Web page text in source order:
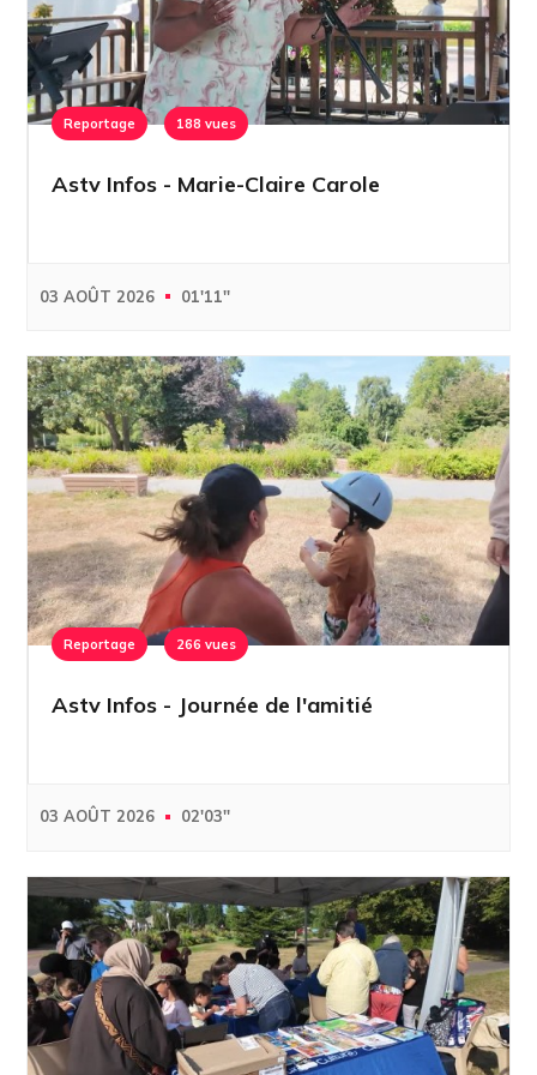
Reportage 188 vues
Astv Infos - Marie-Claire Carole
03 AOÛT 2026 01'11''
Reportage 266 vues
Astv Infos - Journée de l'amitié
03 AOÛT 2026 02'03''